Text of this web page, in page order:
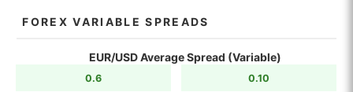
FOREX VARIABLE SPREADS
EUR/USD Average Spread (Variable)
0.6 0.10